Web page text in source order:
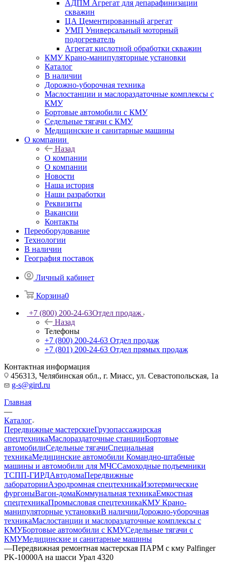
АДПМ Агрегат для депарафинизации
скважин
ЦА Цементированный агрегат
УМП Универсальный моторный
подогреватель
Агрегат кислотной обработки скважин
КМУ Крано-манипуляторные установки
Каталог
В наличии
Дорожно-уборочная техника
Маслостанции и маслораздаточные комплексы с
КМУ
Бортовые автомобили с КМУ
Седельные тягачи с КМУ
Медицинские и санитарные машины
О компании
Назад
О компании
О компании
Новости
Наша история
Наши разработки
Реквизиты
Вакансии
Контакты
Переоборудование
Технологии
В наличии
География поставок
Личный кабинет
Корзина0
+7 (800) 200-24-63Отдел продаж
Назад
Телефоны
+7 (800) 200-24-63 Отдел продаж
+7 (801) 200-24-63 Отдел прямых продаж
Контактная информация
456313, Челябинская обл., г. Миасс, ул. Севастопольская, 1а
g-s@gird.ru
Главная
—
Каталог
Передвижные мастерскиеГрузопассажирская
спецтехникаМаслораздаточные станцииБортовые
автомобилиСедельные тягачиСпециальная
техникаМедицинские автомобили Командно-штабные
машины и автомобили для МЧССамоходные подъемники
ТСПП-ГИРДАвтодомаПередвижные
лабораторииАэродромная спецтехникаИзотермические
фургоныВагон-домаКоммунальная техникаЕмкостная
спецтехникаПромысловая спецтехникаКМУ Крано-
манипуляторные установкиВ наличииДорожно-уборочная
техникаМаслостанции и маслораздаточные комплексы с
КМУБортовые автомобили с КМУСедельные тягачи с
КМУМедицинские и санитарные машины
—Передвижная ремонтная мастерская ПАРМ с кму Palfinger
PK-10000A на шасси Урал 4320